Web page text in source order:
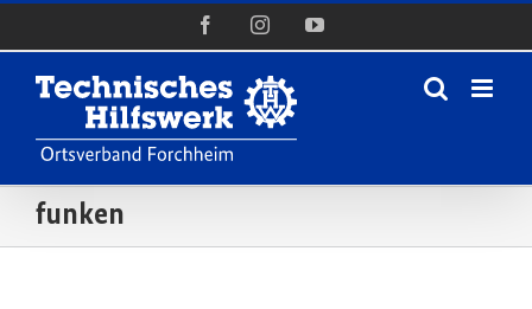
FacebookInstagramYouTube
funken